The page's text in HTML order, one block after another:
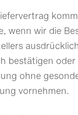
wenn wir die
bestätigen oder
ohne
vornehmen.